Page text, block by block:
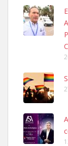
Adopcion
Busco casa de
no la puedo
Leales.org »
Gata joven
Gata joven